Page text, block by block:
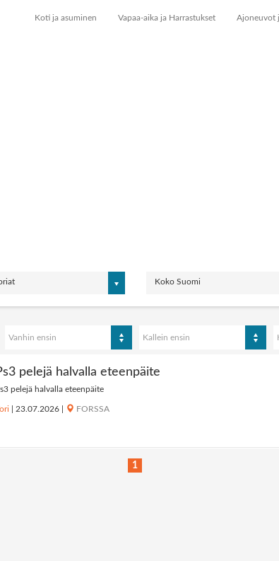
Koti ja asuminen Vapaa-aika ja Harrastukset Ajoneuvot
Koko Suomi
Vanhin ensin Kallein ensin
pelejä halvalla eteenpäite
pelejä halvalla eteenpäite
23.07.2026 FORSSA
1